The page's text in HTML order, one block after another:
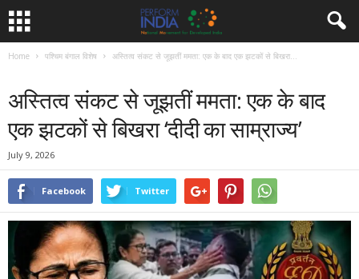
Home पश्चिम बंगाल विशेष अस्तित्व संकट से जूझतीं ममता: एक के बाद एक झटकों से बिखरा...
अस्तित्व संकट से जूझतीं ममता: एक के बाद
एक झटकों से बिखरा ‘दीदी का साम्राज्य’
July 9, 2026
Facebook Twitter